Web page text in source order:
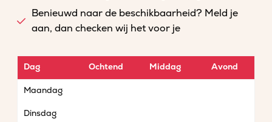
Benieuwd naar de beschikbaarheid? Meld je
aan, dan checken wij het voor je
Dag Ochtend Middag Avond
Maandag
Dinsdag